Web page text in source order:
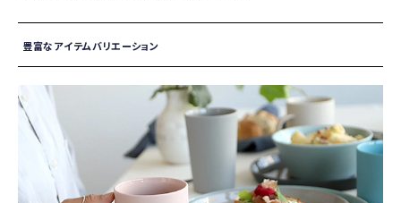
豊富なアイテムバリエーション